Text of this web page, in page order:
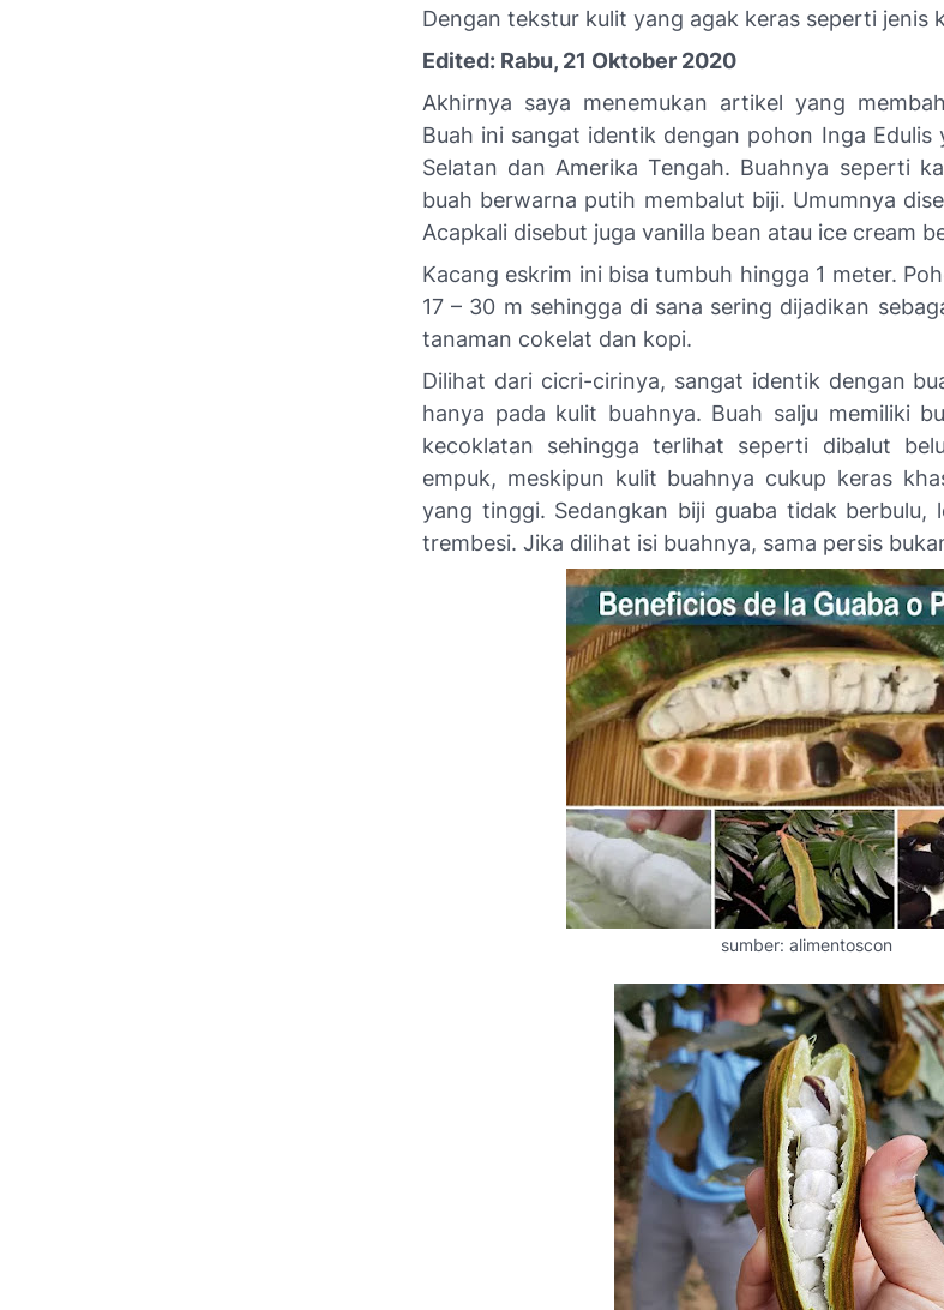
Dengan tekstur kulit yang agak keras seperti jenis
Edited: Rabu, 21 Oktober 2020
Akhirnya saya menemukan artikel yang
Buah ini sangat identik dengan pohon Inga Edulis
Selatan dan Amerika Tengah. Buahnya seperti
buah berwarna putih membalut biji. Umumnya
Acapkali disebut juga vanilla bean atau ice cream
Kacang eskrim ini bisa tumbuh hingga 1 meter.
17 – 30 m sehingga di sana sering dijadikan
tanaman cokelat dan kopi.
Dilihat dari cicri-cirinya, sangat identik dengan
hanya pada kulit buahnya. Buah salju memiliki
kecoklatan sehingga terlihat seperti dibalut
empuk, meskipun kulit buahnya cukup keras
yang tinggi. Sedangkan biji guaba tidak berbulu,
trembesi. Jika dilihat isi buahnya, sama persis
sumber: alimentoscon